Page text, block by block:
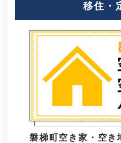
移住・
磐梯町空き家・空き